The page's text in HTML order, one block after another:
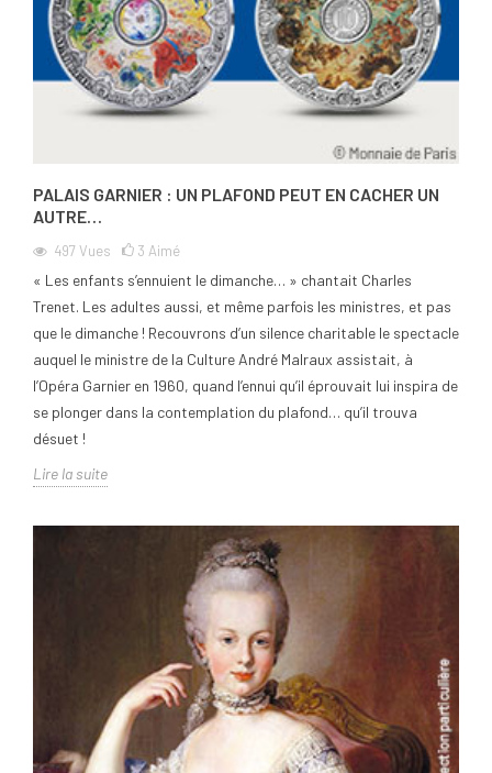
PALAIS GARNIER : UN PLAFOND PEUT EN CACHER UN
AUTRE…
497Vues 3 Aimé
« Les enfants s’ennuient le dimanche… » chantait Charles
Trenet. Les adultes aussi, et même parfois les ministres, et pas
que le dimanche ! Recouvrons d’un silence charitable le spectacle
auquel le ministre de la Culture André Malraux assistait, à
l’Opéra Garnier en 1960, quand l’ennui qu’il éprouvait lui inspira de
se plonger dans la contemplation du plafond… qu’il trouva
désuet !
Lire la suite